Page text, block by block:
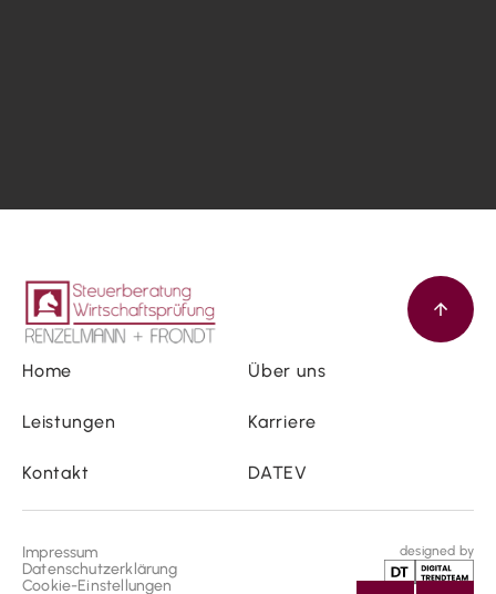
Home Über uns
Leistungen Karriere
Kontakt DATEV
Impressum
Datenschutzerklärung
Cookie-Einstellungen
designed by